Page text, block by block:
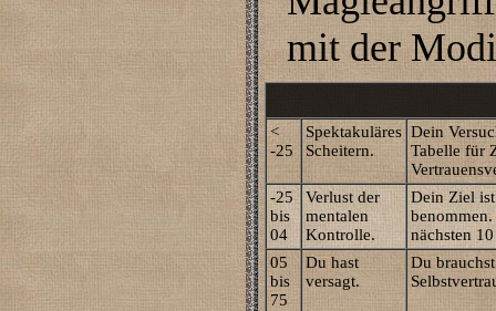
mit der
<
-25
Spektakuläres
Scheitern.
Dein
Tabelle für
-25
bis
04
Verlust der
mentalen
Kontrolle.
Dein Ziel
nächsten
05
bis
75
Du hast
versagt.
Du